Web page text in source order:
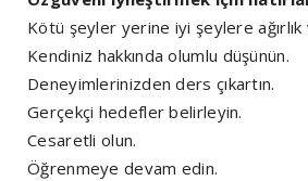
Kötü şeyler yerine iyi şeylere ağırlık
Kendiniz hakkında olumlu düşünün.
Deneyimlerinizden ders çıkartın.
Gerçekçi hedefler belirleyin.
Cesaretli olun.
Öğrenmeye devam edin.